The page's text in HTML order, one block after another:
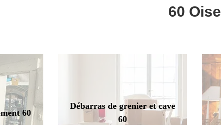
60 Oise
60
Débarras de grenier et cave
60